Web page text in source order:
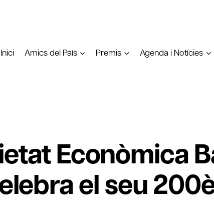
Inici Amics del País Premis Agenda i Notícies
Econòmica
el seu